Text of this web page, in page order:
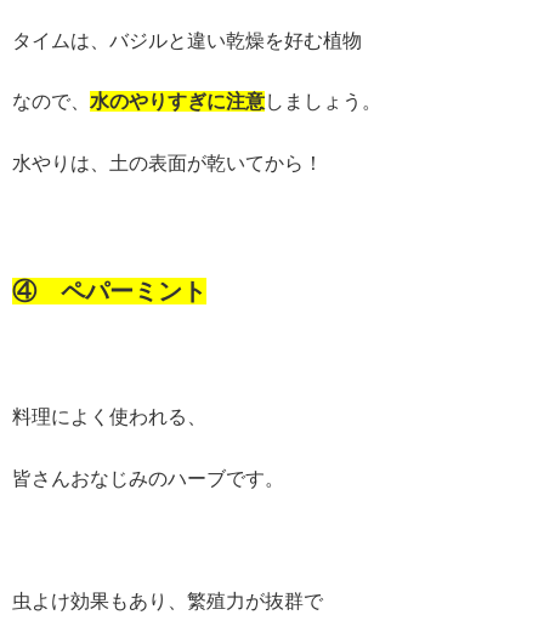
タイムは、バジルと違い乾燥を好む植物
なので、 水のやりすぎに注意しましょう。
水やりは、土の表面が乾いてから！
④ ペパーミント
料理によく使われる、
皆さんおなじみのハーブです。
虫よけ効果もあり、繁殖力が抜群で